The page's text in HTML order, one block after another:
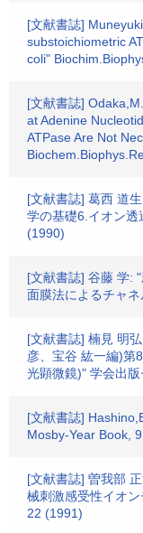
[文献書誌]
substoichiometric
coli"
[文献書誌]
at Adenine
ATPase Are Not
[文献書誌] 葛西 道
学の基礎6.イオン
(1990)
[文献書誌] 谷藤 学:
面膜法によるチャ
[文献書誌] 楠見 明
彦、宝谷 紘一編)第
光顕微鏡)" 学会出
[文献書誌]
Mosby-Year Book,
[文献書誌] 曽我部
械刺激感受性イオ
22 (1991)